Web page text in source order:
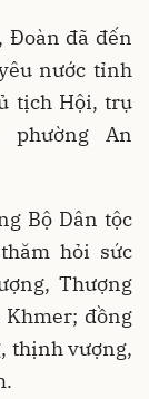
Đoàn đã đến
nước tỉnh
tịch Hội, trụ
phường An
Bộ Dân tộc
hỏi sức
Thượng
đồng
thịnh vượng,